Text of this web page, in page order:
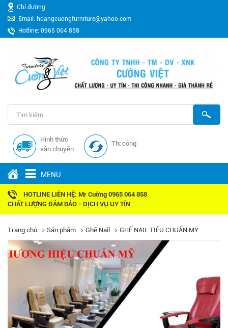
Chỉ đường
Email: hoangcuongfurniture@yahoo.com
Hotline: 0965 064 858
Hình thức
vận chuyển
Thi công
MENU
HOTLINE LIÊN HỆ: Mr Cường 0965 064 858
CHẤT LƯỢNG ĐẢM BẢO - DỊCH VỤ UY TÍN
Trang chủ Sản phẩm Ghế Nail GHẾ NAIL TIÊU CHUẨN MỸ